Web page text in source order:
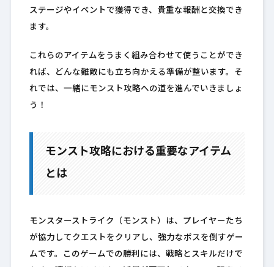
ステージやイベントで獲得でき、貴重な報酬と交換でき
ます。
これらのアイテムをうまく組み合わせて使うことができ
れば、どんな難敵にも立ち向かえる準備が整います。そ
れでは、一緒にモンスト攻略への道を進んでいきましょ
う！
モンスト攻略における重要なアイテム
とは
モンスターストライク（モンスト）は、プレイヤーたち
が協力してクエストをクリアし、強力なボスを倒すゲー
ムです。このゲームでの勝利には、戦略とスキルだけで